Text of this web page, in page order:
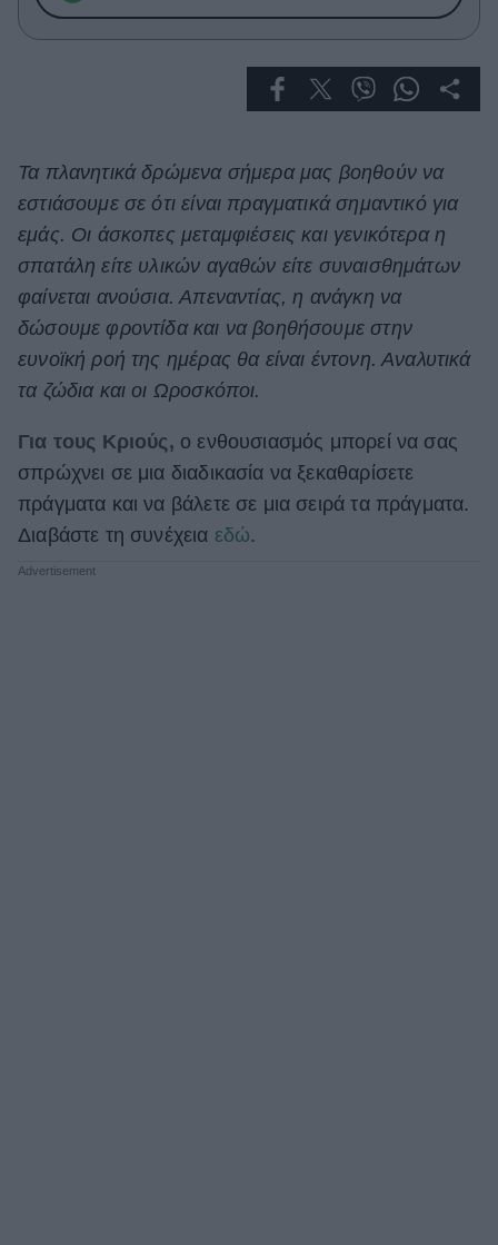
Ask the Guru
Success Stories
Living
Deco
Cooking
Green
Αφιερώματα
Χωρίς Ταμπέλες
Τα πλανητικά δρώμενα σήμερα μας βοηθούν να
εστιάσουμε σε ότι είναι πραγματικά σημαντικό για
εμάς. Οι άσκοπες μεταμφιέσεις και γενικότερα η
σπατάλη είτε υλικών αγαθών είτε συναισθημάτων
φαίνεται ανούσια. Απεναντίας, η ανάγκη να
δώσουμε φροντίδα και να βοηθήσουμε στην
ευνοϊκή ροή της ημέρας θα είναι έντονη. Αναλυτικά
τα ζώδια και οι Ωροσκόποι.
Για τους Κριούς, ο ενθουσιασμός μπορεί να σας
σπρώχνει σε μια διαδικασία να ξεκαθαρίσετε
πράγματα και να βάλετε σε μια σειρά τα πράγματα.
Διαβάστε τη συνέχεια εδώ.